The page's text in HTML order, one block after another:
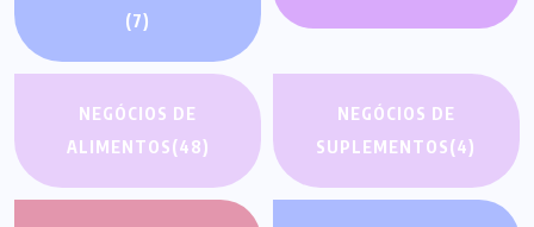
(7)
NEGÓCIOS DE
ALIMENTOS(48)
NEGÓCIOS DE
SUPLEMENTOS(4)